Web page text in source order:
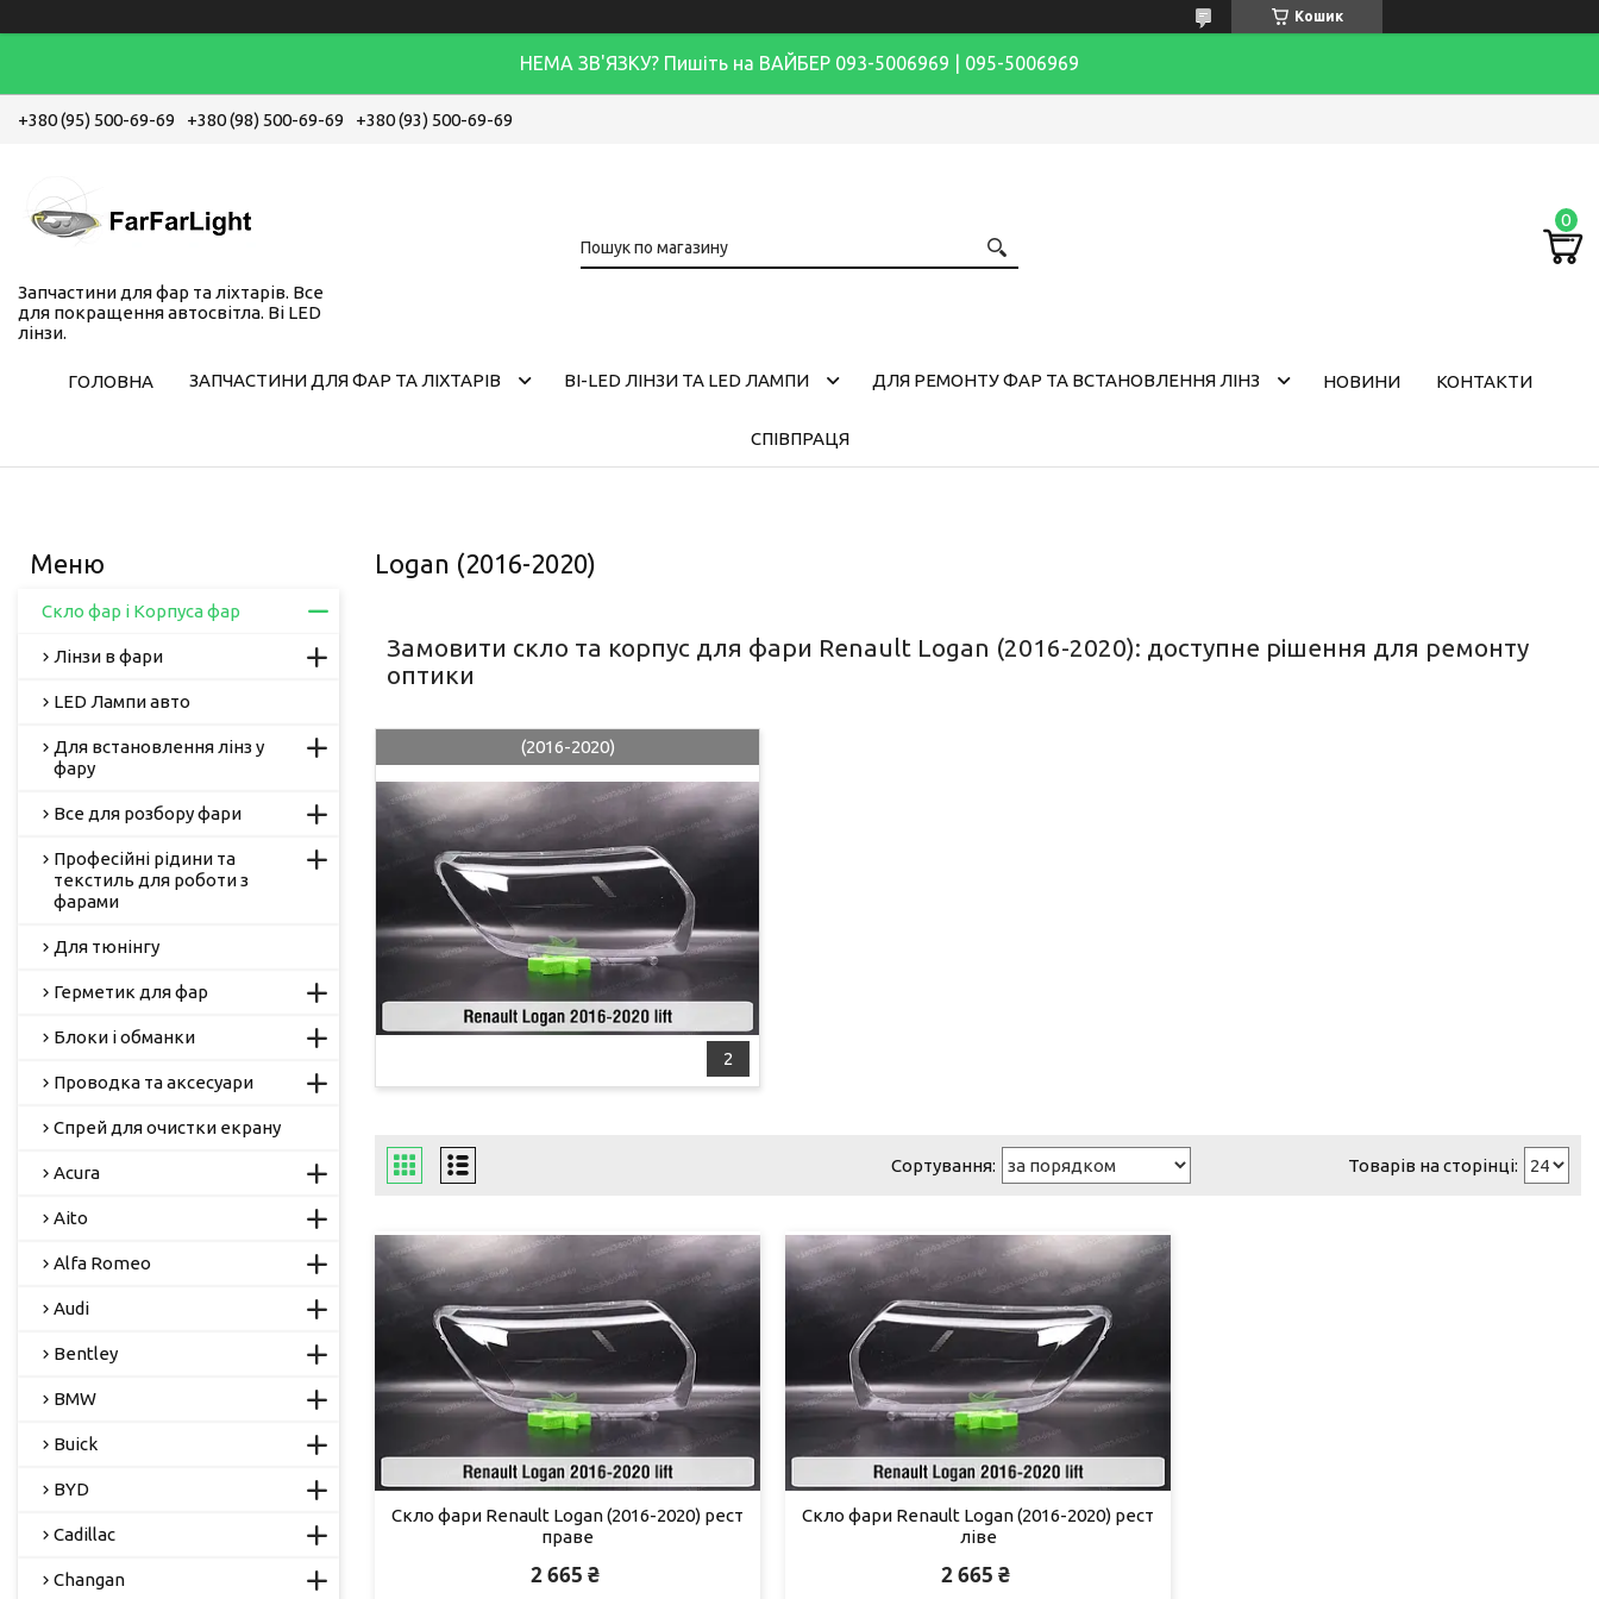
Кошик
НЕМА ЗВ'ЯЗКУ? Пишіть на ВАЙБЕР 093-5006969 | 095-5006969
+380 (95) 500-69-69 +380 (98) 500-69-69 +380 (93) 500-69-69
Запчастини для фар та ліхтарів. Все
для покращення автосвітла. Bi LED
лінзи.
ГОЛОВНА ЗАПЧАСТИНИ ДЛЯ ФАР ТА ЛІХТАРІВ BI-LED ЛІНЗИ ТА LED ЛАМПИ ДЛЯ РЕМОНТУ ФАР ТА ВСТАНОВЛЕННЯ ЛІНЗ НОВИНИ КОНТАКТИ
СПІВПРАЦЯ
Logan (2016-2020)
Замовити скло та корпус для фари Renault Logan (2016-2020): доступне рішення для ремонту
оптики
2
(2016-2020)
Скло фари Renault Logan (2016-2020) рест
праве
2 665 ₴
Скло фари Renault Logan (2016-2020) рест
ліве
2 665 ₴
Скло фар і Корпуса фар
Лінзи в фари
LED Лампи авто
Для встановлення лінз у
фару
Все для розбору фари
Професійні рідини та
текстиль для роботи з
фарами
Для тюнінгу
Герметик для фар
Блоки і обманки
Проводка та аксесуари
Спрей для очистки екрану
Acura
Aito
Alfa Romeo
Audi
Bentley
BMW
Buick
BYD
Cadillac
Changan